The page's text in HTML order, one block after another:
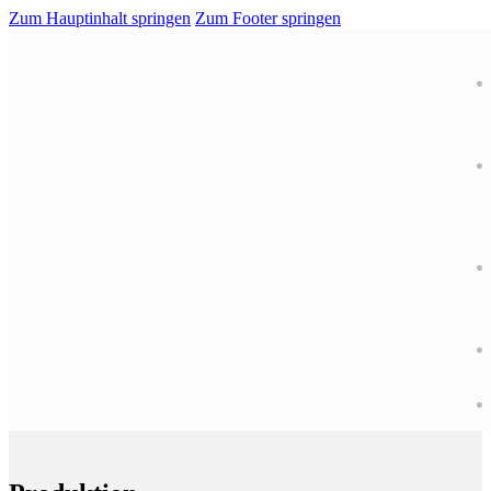
Zum Hauptinhalt springen Zum Footer springen